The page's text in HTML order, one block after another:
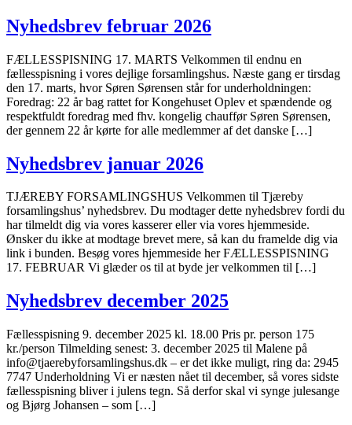
Nyhedsbrev februar 2026
FÆLLESSPISNING 17. MARTS Velkommen til endnu en
fællesspisning i vores dejlige forsamlingshus. Næste gang er tirsdag
den 17. marts, hvor Søren Sørensen står for underholdningen:
Foredrag: 22 år bag rattet for Kongehuset Oplev et spændende og
respektfuldt foredrag med fhv. kongelig chauffør Søren Sørensen,
der gennem 22 år kørte for alle medlemmer af det danske […]
Nyhedsbrev januar 2026
TJÆREBY FORSAMLINGSHUS Velkommen til Tjæreby
forsamlingshus’ nyhedsbrev. Du modtager dette nyhedsbrev fordi du
har tilmeldt dig via vores kasserer eller via vores hjemmeside.
Ønsker du ikke at modtage brevet mere, så kan du framelde dig via
link i bunden. Besøg vores hjemmeside her FÆLLESSPISNING
17. FEBRUAR Vi glæder os til at byde jer velkommen til […]
Nyhedsbrev december 2025
Fællesspisning 9. december 2025 kl. 18.00 Pris pr. person 175
kr./person Tilmelding senest: 3. december 2025 til Malene på
info@tjaerebyforsamlingshus.dk – er det ikke muligt, ring da: 2945
7747 Underholdning Vi er næsten nået til december, så vores sidste
fællesspisning bliver i julens tegn. Så derfor skal vi synge julesange
og Bjørg Johansen – som […]